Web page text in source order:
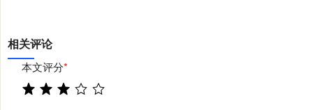
相关评论
本文评分*